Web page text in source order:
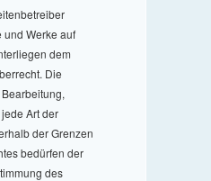
und Werke auf
dem
Die
Art der
der Grenzen
bedürfen der
des